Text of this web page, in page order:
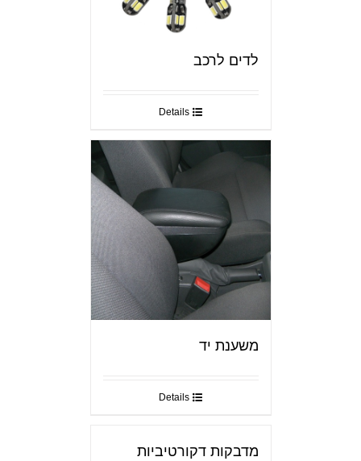
לדים לרכב
Details
משענת יד
Details
מדבקות דקורטיביות